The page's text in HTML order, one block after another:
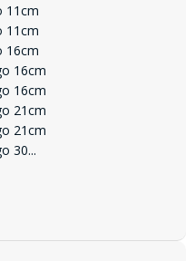
11cm
11cm
16cm
16cm
16cm
21cm
21cm
30...